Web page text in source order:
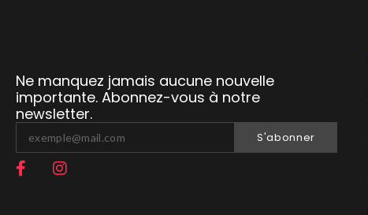
Ne manquez jamais aucune nouvelle
importante. Abonnez-vous à notre
newsletter.
S'abonner